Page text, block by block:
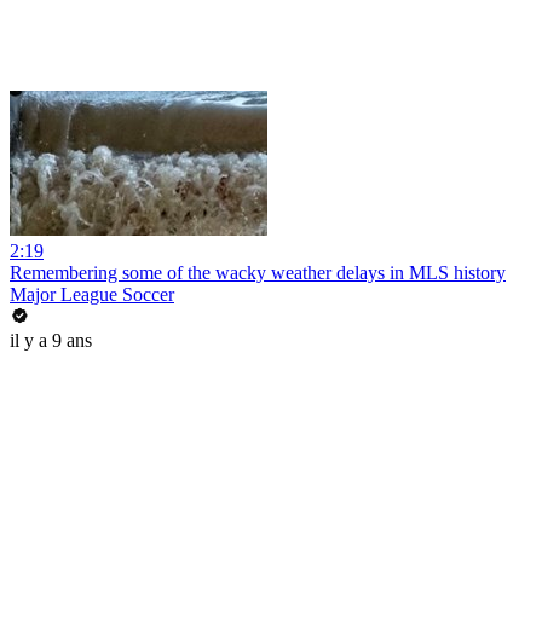
2:19
Remembering some of the wacky weather delays in MLS history
Major League Soccer
il y a 9 ans